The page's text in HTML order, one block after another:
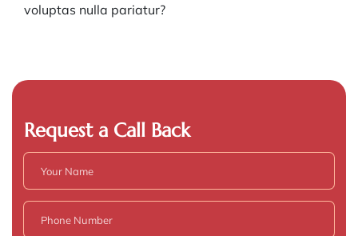
voluptas nulla pariatur?
Request a Call Back